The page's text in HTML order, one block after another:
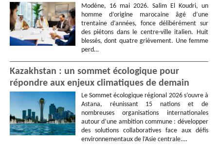
Modène, 16 mai 2026. Salim El Koudri, un
homme d’origine marocaine âgé d’une
trentaine d’années, fonce délibérément sur
des piétons dans le centre-ville italien. Huit
blessés, dont quatre grièvement. Une femme
perd…
Kazakhstan : un sommet écologique pour
répondre aux enjeux climatiques de demain
Le Sommet écologique régional 2026 s’ouvre à
Astana, réunissant 15 nations et de
nombreuses organisations internationales
autour d’une ambition commune : développer
des solutions collaboratives face aux défis
environnementaux de l’Asie centrale.…